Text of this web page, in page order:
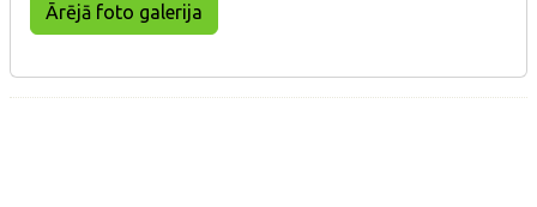
Ārējā foto galerija